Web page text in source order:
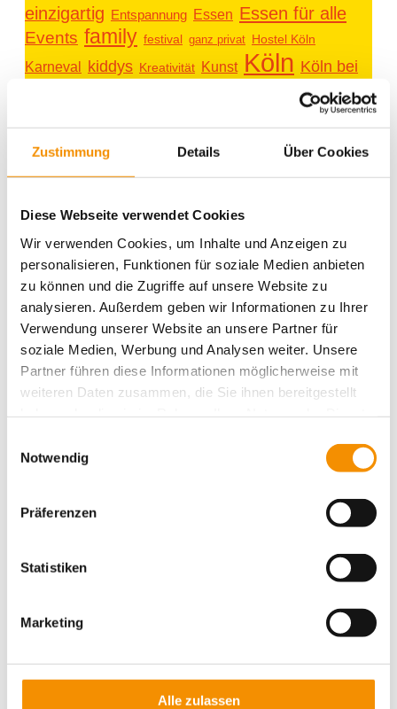
Zustimmung Details Über Cookies
Diese Webseite verwendet Cookies
Wir verwenden Cookies, um Inhalte und Anzeigen zu
personalisieren, Funktionen für soziale Medien anbieten
zu können und die Zugriffe auf unsere Website zu
analysieren. Außerdem geben wir Informationen zu Ihrer
Verwendung unserer Website an unsere Partner für
soziale Medien, Werbung und Analysen weiter. Unsere
Partner führen diese Informationen möglicherweise mit
weiteren Daten zusammen, die Sie ihnen bereitgestellt
Notwendig
Präferenzen
Statistiken
Marketing
Alle zulassen
einzigartig Entspannung Essen Essen für alle
Events family festival ganz privat Hostel Köln
Karneval kiddys Kreativität Kunst Köln Köln bei
Messen music
Typisch Köln
Ähnliche Beiträge
SANTAS
WEIHNACHTSMARKT IN
KÖLN
KÖLNER BIERBÖRSE
E-Mail